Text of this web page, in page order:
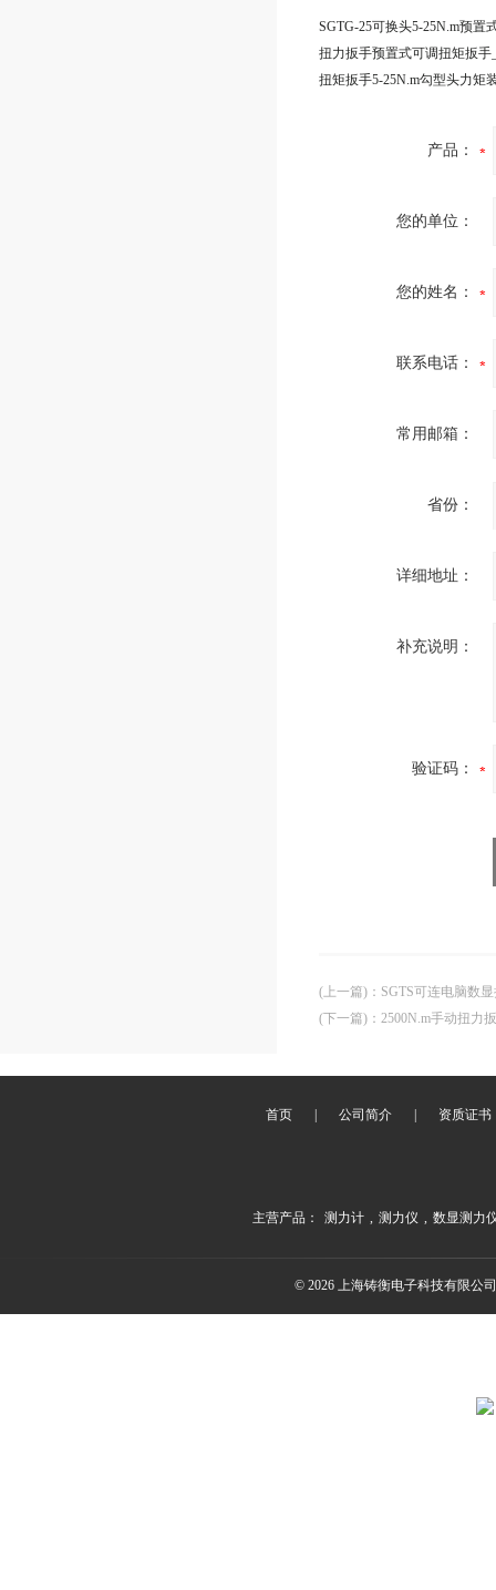
产品：
您的单位：
您的姓名：
联系电话：
常用邮箱：
省份：
详细地址：
补充说明：
验证码：
(上一篇) ： SGTS可连电脑数
(下一篇) ： 2500N.m手动扭力
首页 公司简介 资质证书
主营产品： 测力计 , 测力仪 , 数显测力
© 2026 上海铸衡电子科技有限公